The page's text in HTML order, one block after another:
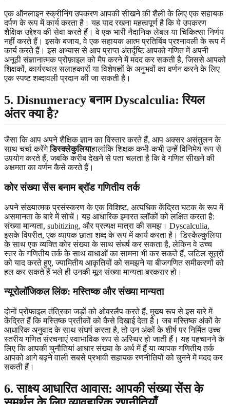
एक ऑनलाइन स्क्रीनिंग उपकरण आपकी सीखने की शैली के लिए एक सहायक
दर्पण के रूप में कार्य करता है। यह याद रखना महत्वपूर्ण है कि ये उपकरण
शैक्षिक उद्देश्य की सेवा करते हैं। वे एक भारी नैदानिक लेबल या चिकित्सा निर्णय
नहीं करते हैं। इसके बजाय, वे एक सहायक आत्म प्रतिबिंब प्रश्नावली के रूप में
कार्य करते हैं। इस अभ्यास से आप प्राप्त अंतर्दृष्टि आपको गणित में अपनी
अनूठी संज्ञानात्मक प्रोफ़ाइल को मैप करने में मदद कर सकती है, जिससे आपको
शिक्षकों, कार्यस्थल सलाहकारों या विशेषज्ञों के अनुभवों का वर्णन करने के लिए
एक स्पष्ट शब्दावली प्रदान की जा सकती है।
5. Disnumeracy बनाम Dyscalculia: रियल
अंतर क्या है?
जैसा कि आप अपने शैक्षिक ज्ञान का विस्तार करते हैं, आप अक्सर असंतुलन के
साथ चर्चा करेंगेडिस्क्लेकुलियाहालांकि शिक्षक कभी-कभी उन्हें विनिमेय रूप से
उपयोग करते हैं, जबकि करीब देखने से पता चलता है कि वे गणित सीखने की
अक्षमता का वर्णन कैसे करते हैं।
कोर संख्या सेंस बनाम ब्रॉड गणितीय तर्क
अपने संख्यात्मक प्रसंस्करण के एक विशिष्ट, अत्यधिक केंद्रित घटक के रूप में
असमानता के बारे में सोचें। यह आधारिक इमारत ब्लॉकों को लक्षित करता है:
संख्या मान्यता, subitizing, और प्रत्यक्ष मात्रा की समझ। Dyscalculia,
इसके विपरीत, एक व्यापक छाता शब्द के रूप में कार्य करता है। डिस्कैल्कुलिया
के साथ एक व्यक्ति कोर संख्या के साथ संघर्ष कर सकता है, लेकिन वे उच्च
स्तर के गणितीय तर्क के साथ बाधाओं का सामना भी कर सकते हैं, जटिल सूत्रों
को याद करते हुए, ज्यामितीय आकृतियों को समझने या बीजगणित समीकरणों को
हल कर सकते हैं भले ही उनकी मूल संख्या मान्यता बरकरार हो।
न्यूरोलॉजिकल लिंक: मस्तिष्क और संख्या मान्यता
दोनों प्रोफाइल तंत्रिका जड़ों को ओवरलैप करते हैं, मुख्य रूप से इस बारे में
केंद्रित हैं कि मस्तिष्क प्रतीकों को कैसे दिखाई देता है। जब मस्तिष्क अंकों के
आधारिक अनुवाद के साथ संघर्ष करता है, तो उन अंकों के शीर्ष पर निर्मित उच्च
स्तरीय गणित संरचनाएं स्वाभाविक रूप से अस्थिर हो जाती हैं। यह पहचानने के
लिए कि आपकी चुनौतियां आधार संख्या के अर्थ में हैं या व्यापक गणितीय तर्क
आपको आगे बढ़ने वाली सबसे प्रभावी सहायक रणनीतियों को चुनने में मदद कर
सकती हैं।
6. साक्ष्य आधारित आवास: आपकी संख्या सेंस के